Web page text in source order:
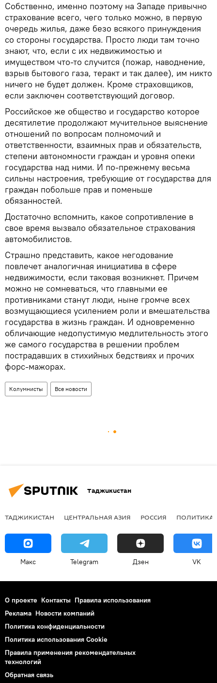
Собственно, именно поэтому на Западе привычно
страхование всего, чего только можно, в первую
очередь жилья, даже безо всякого принуждения
со стороны государства. Просто люди там точно
знают, что, если с их недвижимостью и
имуществом что-то случится (пожар, наводнение,
взрыв бытового газа, теракт и так далее), им никто
ничего не будет должен. Кроме страховщиков,
если заключен соответствующий договор.
Российское же общество и государство которое
десятилетие продолжают мучительное выяснение
отношений по вопросам полномочий и
ответственности, взаимных прав и обязательств,
степени автономности граждан и уровня опеки
государства над ними. И по-прежнему весьма
сильны настроения, требующие от государства для
граждан побольше прав и поменьше
обязанностей.
Достаточно вспомнить, какое сопротивление в
свое время вызвало обязательное страхования
автомобилистов.
Страшно представить, какое негодование
повлечет аналогичная инициатива в сфере
недвижимости, если таковая возникнет. Причем
можно не сомневаться, что главными ее
противниками станут люди, ныне громче всех
возмущающиеся усилением роли и вмешательства
государства в жизнь граждан. И одновременно
обличающие недопустимую медлительность этого
же самого государства в решении проблем
пострадавших в стихийных бедствиях и прочих
форс-мажорах.
Колумнисты Все новости
Таджикистан
ТАДЖИКИСТАН ЦЕНТРАЛЬНАЯ АЗИЯ РОССИЯ ПОЛИТИКА
Макс Telegram Дзен VK
О проекте Контакты Правила использования
Реклама Новости компаний
Политика конфиденциальности
Политика использования Cookie
Правила применения рекомендательных
технологий
Обратная связь